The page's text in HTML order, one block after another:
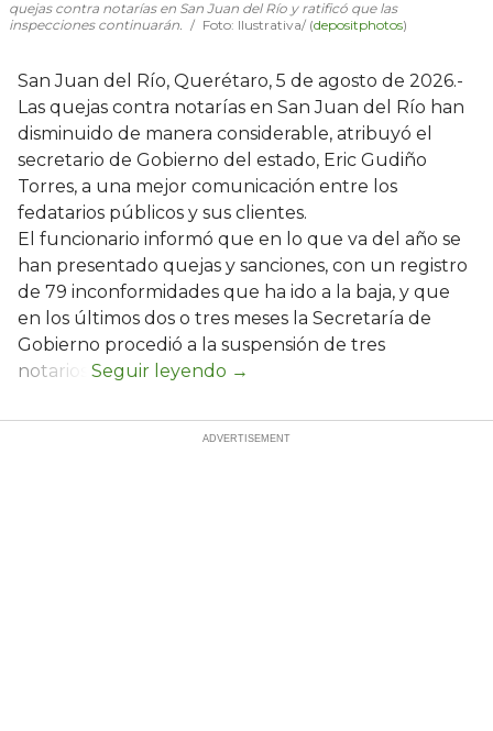
quejas contra notarías en San Juan del Río y ratificó que las
inspecciones continuarán.
Foto: Ilustrativa/ (depositphotos)
San Juan del Río, Querétaro, 5 de agosto de 2026.-
Las quejas contra notarías en San Juan del Río han
disminuido de manera considerable, atribuyó el
secretario de Gobierno del estado, Eric Gudiño
Torres, a una mejor comunicación entre los
fedatarios públicos y sus clientes.
El funcionario informó que en lo que va del año se
han presentado quejas y sanciones, con un registro
de 79 inconformidades que ha ido a la baja, y que
en los últimos dos o tres meses la Secretaría de
Gobierno procedió a la suspensión de tres
notarios.